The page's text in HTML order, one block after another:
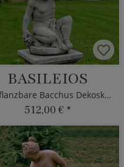
BASILEIOS
Bepflanzbare Bacchus Dekoskulptur
512,00 € *